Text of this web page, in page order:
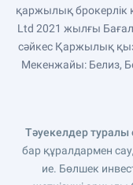
қаржылық брокерлік
Ltd 2021 жылғы
сәйкес Қаржылық
Мекенжайы: Белиз,
Тәуекелдер туралы
бар құралдармен
ие. Бөлшек